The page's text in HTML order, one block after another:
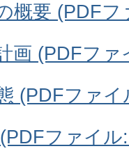
概要 (PDF
画 (PDFフ
(PDFファ
ファイル